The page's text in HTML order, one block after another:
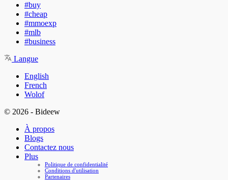
#buy
#cheap
#mmoexp
#mlb
#business
Langue
English
French
Wolof
© 2026 - Bideew
À propos
Blogs
Contactez nous
Plus
Politique de confidentialité
Conditions d'utilisation
Partenaires